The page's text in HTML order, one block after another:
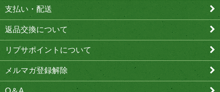
支払い・配送
返品交換について
リプサポイントについて
メルマガ登録解除